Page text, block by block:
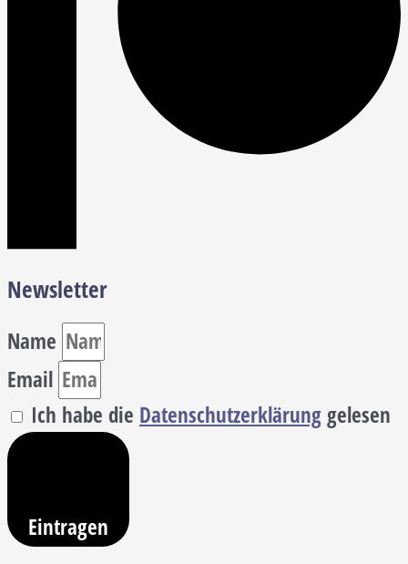
Newsletter
Name
Email
Ich habe die Datenschutzerklärunggelesen
Eintragen